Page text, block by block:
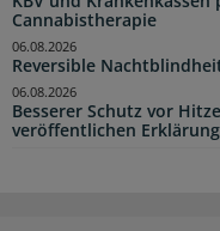
Cannabistherapie
Reversible
06.08.2026
Besserer Schutz vor
veröffentlichen Erklärung
06.08.2026